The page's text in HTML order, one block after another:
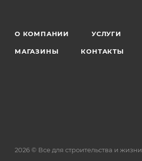
О КОМПАНИИ УСЛУГИ
МАГАЗИНЫ КОНТАКТЫ
2026 © Все для строительства и жизни